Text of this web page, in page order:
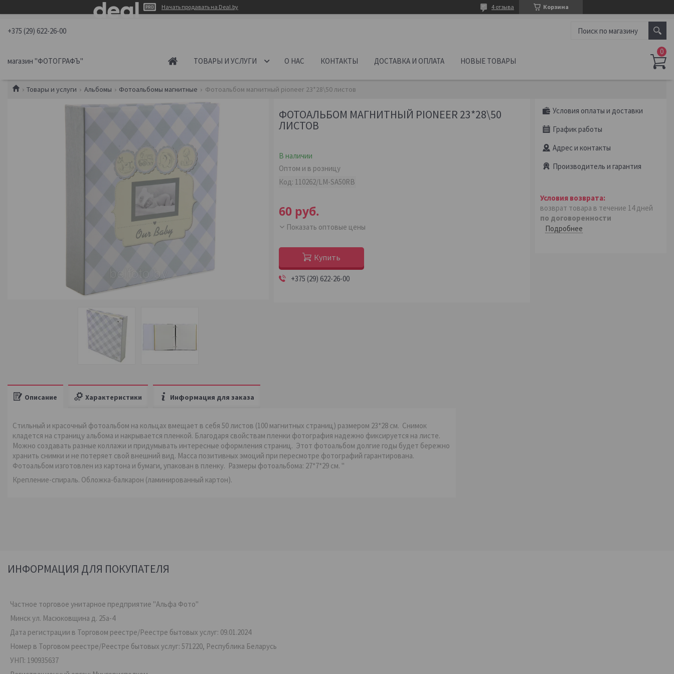
Начать продавать на Deal.by Корзина
4 отзыва
+375 (29) 622-26-00
магазин "ФОТОГРАФЪ" ТОВАРЫ И УСЛУГИ О НАС КОНТАКТЫ ДОСТАВКА И ОПЛАТА НОВЫЕ ТОВАРЫ
Товары и услуги Альбомы Фотоальбомы магнитные Фотоальбом магнитный pioneer 23*28\50 листов
ФОТОАЛЬБОМ МАГНИТНЫЙ PIONEER 23*28\50
ЛИСТОВ
В наличии
Оптом и в розницу
Код: 110262/LM-SA50RB
60 руб.
Показать оптовые цены
Купить
+375 (29) 622-26-00
Условия оплаты и доставки
График работы
Адрес и контакты
Производитель и гарантия
возврат товара в течение 14 дней
по договоренности
Подробнее
Описание Характеристики Информация для заказа
Стильный и красочный фотоальбом на кольцах вмещает в себя 50 листов (100 магнитных страниц) размером 23*28 см. Снимок
кладется на страницу альбома и накрывается пленкой. Благодаря свойствам пленки фотография надежно фиксируется на листе.
Можно создавать разные коллажи и придумывать интересные оформления страниц. Этот фотоальбом долгие годы будет бережно
хранить снимки и не потеряет свой внешний вид. Масса позитивных эмоций при пересмотре фотографий гарантирована.
Фотоальбом изготовлен из картона и бумаги, упакован в пленку. Размеры фотоальбома: 27*7*29 см. "
Крепление-спираль. Обложка-балкарон (ламинированный картон).
ИНФОРМАЦИЯ ДЛЯ ПОКУПАТЕЛЯ
Частное торговое унитарное предприятие "Альфа Фото"
Минск ул. Масюковщина д. 25а-4
Дата регистрации в Торговом реестре/Реестре бытовых услуг: 09.01.2024
Номер в Торговом реестре/Реестре бытовых услуг: 571220, Республика Беларусь
УНП: 190935637